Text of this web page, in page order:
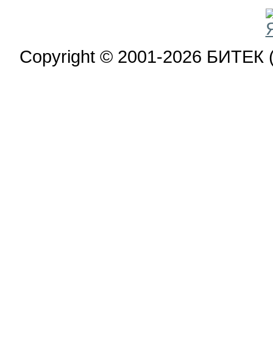
Copyright © 2001-2026 БИТЕК